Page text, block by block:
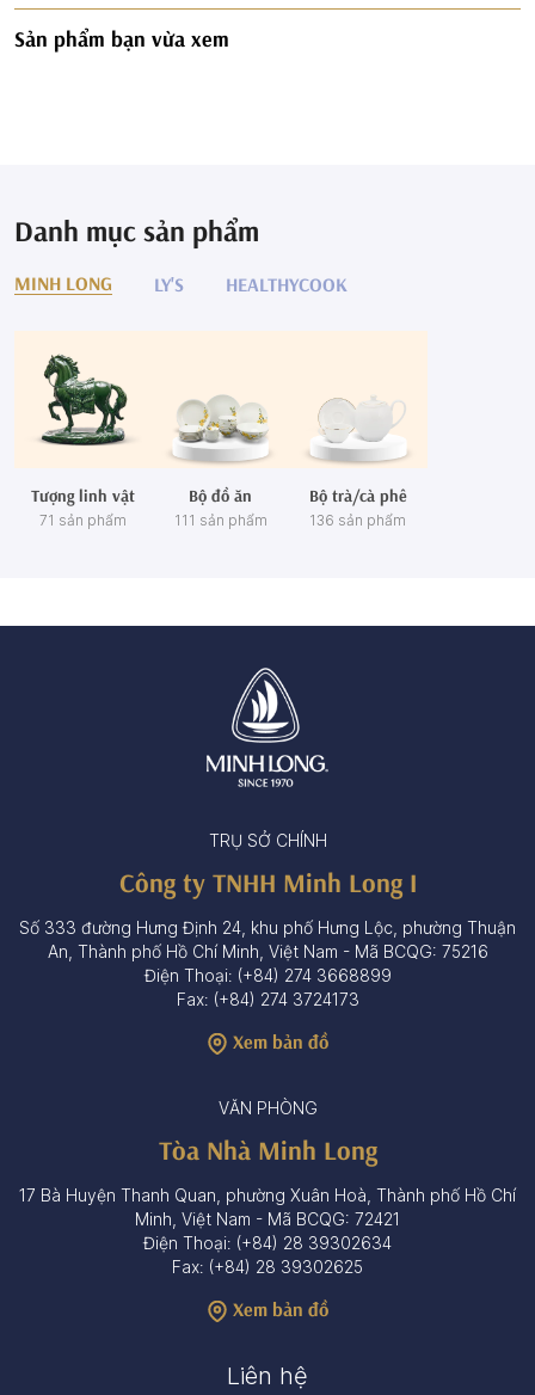
Sản phẩm bạn vừa xem
Danh mục sản phẩm
MINH LONG LY'S HEALTHYCOOK
Tượng linh vật
71 sản phẩm
Bộ đồ ăn
111 sản phẩm
Bộ trà/cà phê
136 sản phẩm
TRỤ SỞ CHÍNH
Công ty TNHH Minh Long I
Số 333 đường Hưng Định 24, khu phố Hưng Lộc, phường Thuận
An, Thành phố Hồ Chí Minh, Việt Nam - Mã BCQG: 75216
Điện Thoại: (+84) 274 3668899
Fax: (+84) 274 3724173
Xem bản đồ
VĂN PHÒNG
Tòa Nhà Minh Long
17 Bà Huyện Thanh Quan, phường Xuân Hoà, Thành phố Hồ Chí
Minh, Việt Nam - Mã BCQG: 72421
Điện Thoại: (+84) 28 39302634
Fax: (+84) 28 39302625
Xem bản đồ
Liên hệ